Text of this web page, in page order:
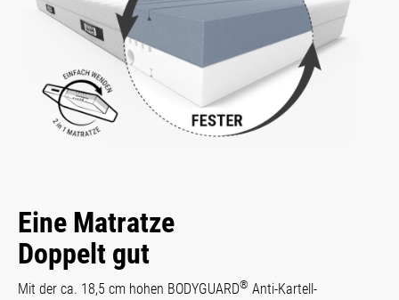
Eine Matratze
Doppelt gut
Mit der ca. 18,5 cm hohen BODYGUARD® Anti-Kartell-